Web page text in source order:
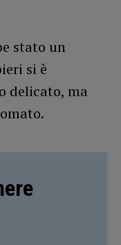
stato un
si è
delicato, ma